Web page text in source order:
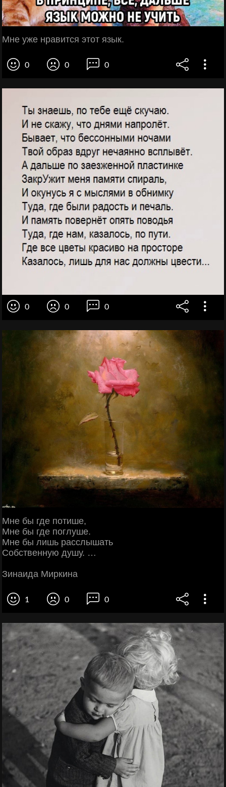
Мне уже нравится этот язык.
0 0 0
0 0 0
Мне бы где потише,
Мне бы где поглуше.
Мне бы лишь расслышать
Собственную душу. …
Зинаида Миркина
1 0 0